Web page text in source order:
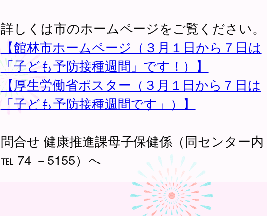
詳しくは市のホームページをご覧ください。
【館林市ホームページ（３月１日から７日は
「子ども予防接種週間」です！）】
【厚生労働省ポスター（３月１日から７日は
「子ども予防接種週間です」）】
問合せ 健康推進課母子保健係（同センター内
℡ 74 －5155）へ